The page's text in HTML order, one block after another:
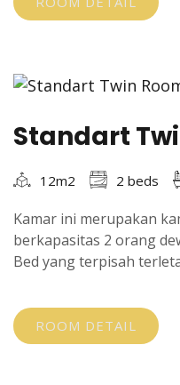
Standart
12m2 2 beds
Kamar ini merupakan
berkapasitas 2 orang
Bed yang terpisah
ROOM DETAIL